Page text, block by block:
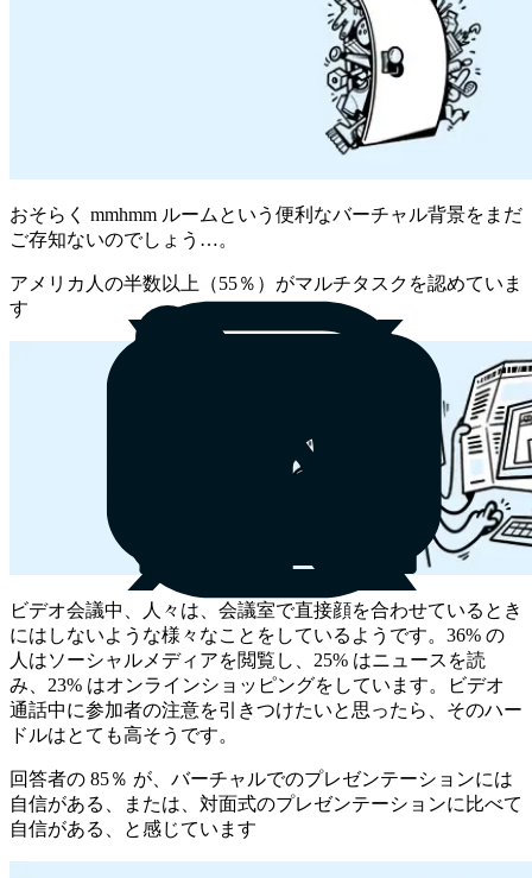
おそらく mmhmm ルームという便利なバーチャル背景をまだ
ご存知ないのでしょう…。
アメリカ人の半数以上（55％）がマルチタスクを認めていま
す
ビデオ会議中、人々は、会議室で直接顔を合わせているとき
にはしないような様々なことをしているようです。36% の
人はソーシャルメディアを閲覧し、25% はニュースを読
み、23% はオンラインショッピングをしています。ビデオ
通話中に参加者の注意を引きつけたいと思ったら、そのハー
ドルはとても高そうです。
回答者の 85％ が、バーチャルでのプレゼンテーションには
自信がある、または、対面式のプレゼンテーションに比べて
自信がある、と感じています